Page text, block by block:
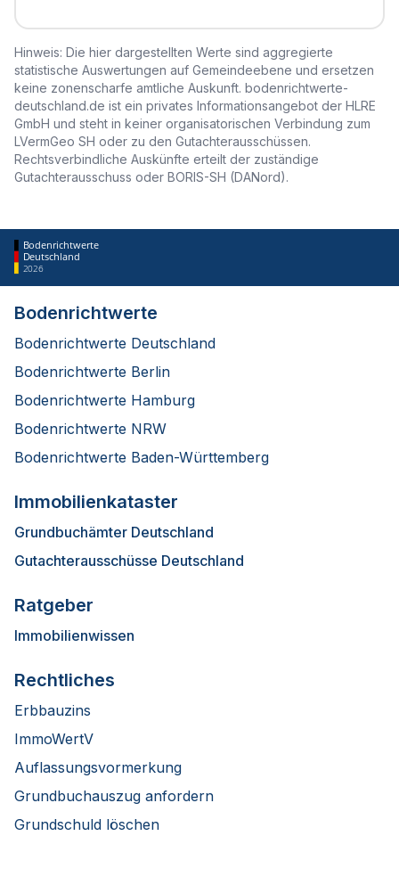
Hinweis: Die hier dargestellten Werte sind aggregierte
statistische Auswertungen auf Gemeindeebene und ersetzen
keine zonenscharfe amtliche Auskunft. bodenrichtwerte-
deutschland.de ist ein privates Informationsangebot der HLRE
GmbH und steht in keiner organisatorischen Verbindung zum
LVermGeo SH oder zu den Gutachterausschüssen.
Rechtsverbindliche Auskünfte erteilt der zuständige
Gutachterausschuss oder BORIS-SH (DANord).
Bodenrichtwerte
Deutschland
2026
Bodenrichtwerte
Bodenrichtwerte Deutschland
Bodenrichtwerte Berlin
Bodenrichtwerte Hamburg
Bodenrichtwerte NRW
Bodenrichtwerte Baden-Württemberg
Immobilienkataster
Grundbuchämter Deutschland
Gutachterausschüsse Deutschland
Ratgeber
Immobilienwissen
Rechtliches
Erbbauzins
ImmoWertV
Auflassungsvormerkung
Grundbuchauszug anfordern
Grundschuld löschen